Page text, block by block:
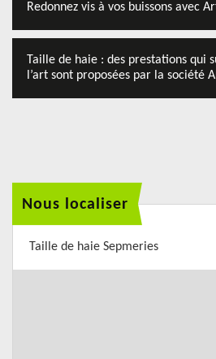
Redonnez vis à vos buissons avec
Taille de haie : des prestations qui
l’art sont proposées par la société
Nous localiser
Taille de haie Sepmeries